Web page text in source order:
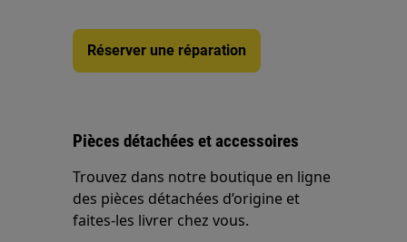
Réserver une réparation
Pièces détachées et accessoires
Trouvez dans notre boutique en ligne
des pièces détachées d’origine et
faites-les livrer chez vous.